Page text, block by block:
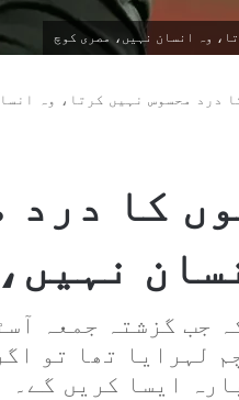
وہ انسان نہیں، مصری کوچ
درد محسوس نہیں کرتا، وہ
کا درد
جب گزشتہ جمعہ
لہرایا تھا تو
ایسا کریں گے۔